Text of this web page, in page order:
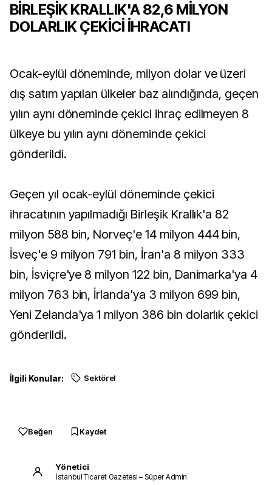
BİRLEŞİK KRALLIK'A 82,6 MİLYON
DOLARLIK ÇEKİCİ İHRACATI
Ocak-eylül döneminde, milyon dolar ve üzeri
dış satım yapılan ülkeler baz alındığında, geçen
yılın aynı döneminde çekici ihraç edilmeyen 8
ülkeye bu yılın aynı döneminde çekici
gönderildi.
Geçen yıl ocak-eylül döneminde çekici
ihracatının yapılmadığı Birleşik Krallık'a 82
milyon 588 bin, Norveç'e 14 milyon 444 bin,
İsveç'e 9 milyon 791 bin, İran'a 8 milyon 333
bin, İsviçre'ye 8 milyon 122 bin, Danimarka'ya 4
milyon 763 bin, İrlanda'ya 3 milyon 699 bin,
Yeni Zelanda'ya 1 milyon 386 bin dolarlık çekici
gönderildi.
İlgili Konular: Sektörel
Beğen Kaydet
Yönetici
İstanbul Ticaret Gazetesi – Süper Admin